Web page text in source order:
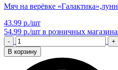
Мяч на верёвке
43.99 р./шт
54.99 р./шт в розничных
-
+
В корзину